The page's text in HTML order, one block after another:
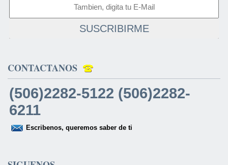
SUSCRIBIRME
CONTACTANOS
(506)2282-5122 (506)2282-
6211
Escribenos, queremos saber de ti